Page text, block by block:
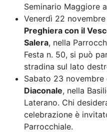
Seminario Maggiore
Venerdì 22
Preghiera con il
Salera, nella
Festa n. 50, si può
stradina sul lato
Sabato 23 novembre
Diaconale, nella
Laterano. Chi
celebrazione è
Parrocchiale.